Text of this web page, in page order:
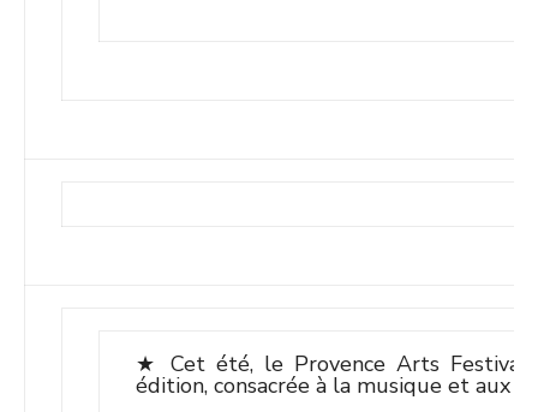
★ Cet été, le Provence Arts Festival
édition, consacrée à la musique et aux